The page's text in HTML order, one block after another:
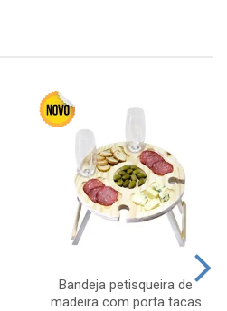
Bandeja petisqueira de
madeira com porta tacas